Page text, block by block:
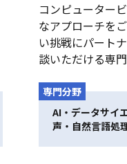
コンピューター
なアプローチを
い挑戦にパート
談いただける専
専門分野
AI・データサイ
声・自然言語処